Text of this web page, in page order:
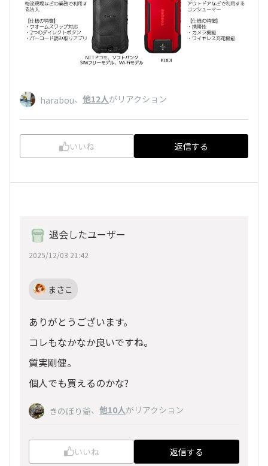
harabou、 他12人がリアクション
いいね 返信する
退会したユーザー
2025/12/03 21:42
まさこ
ありがとうございます。
コレもなかなか良いですね。
質実剛健。
個人でも買えるのかな?
きのぼり爺、 他10人がリアクション
いいね 返信する